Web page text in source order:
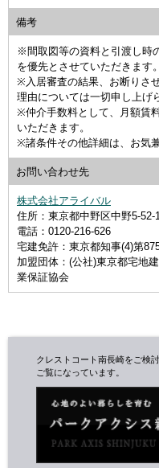
備考
※間取図等の資料と引渡し時
を優先とさせていただきます。
※入居審査の結果、お断りさ
理由については一切申し上げ
※仲介手数料として、月額賃
いただきます。
※諸条件その他詳細は、お気
お問い合わせ先
株式会社アライバル
住所：東京都中野区中野5-
電話：0120-216-626
宅建免許：東京都知事(4)第
加盟団体：(公社)東京都宅地
業保証協会
クレストコート南長崎をご検
ご覧になっています。